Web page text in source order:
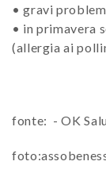
• gravi
• in primavera
(allergia ai
fonte: - OK